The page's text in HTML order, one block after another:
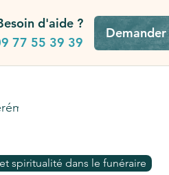
d'aide ?
77 55 39 39
et rites
spiritualité dans le funéraire